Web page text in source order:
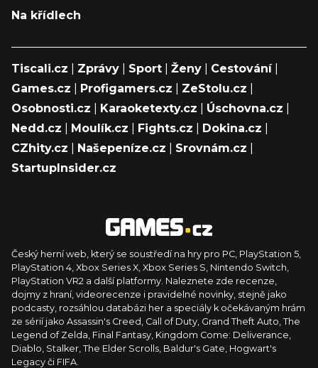
Na křídlech
Tiscali.cz Zprávy Sport Ženy Cestování|
Games.cz
Profigamers.cz ZeStolu.cz
Osobnosti.cz
Karaoketexty.cz Úschovna.cz
Nedd.cz
Moulík.cz Fights.cz Dokina.cz
CZhity.cz
Našepeníze.cz Srovnám.cz
StartupInsider.cz
Český herní web, který se soustředí na hry pro PC, PlayStation 5,
PlayStation 4, Xbox Series X, Xbox Series S, Nintendo Switch,
PlayStation VR2 a další platformy. Naleznete zde recenze,
dojmy z hraní, videorecenze i pravidelné novinky, stejně jako
podcasty, rozsáhlou databázi her a speciály k očekávaným hrám
ze sérií jako Assassin's Creed, Call of Duty, Grand Theft Auto, The
Legend of Zelda, Final Fantasy, Kingdom Come: Deliverance,
Diablo, Stalker, The Elder Scrolls, Baldur's Gate, Hogwart's
Legacy či FIFA.